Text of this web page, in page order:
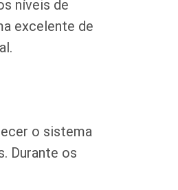
níveis de
excelente de
o sistema
Durante os